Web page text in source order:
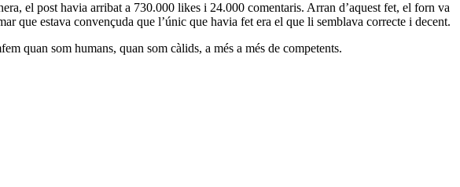
el post havia arribat a 730.000 likes i 24.000 comentaris. Arran d’aquest fet, el forn va
que estava convençuda que l’únic que havia fet era el que li semblava correcte i decent.
quan som humans, quan som càlids, a més a més de competents.